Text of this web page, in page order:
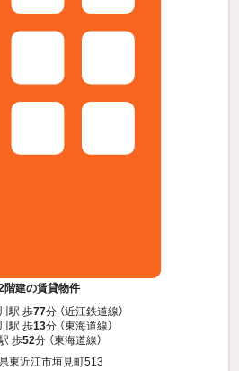
階建の賃貸物件
駅 歩77分 （近江鉄道線）
駅 歩13分 （東海道線）
歩52分 （東海道線）
東近江市垣見町513